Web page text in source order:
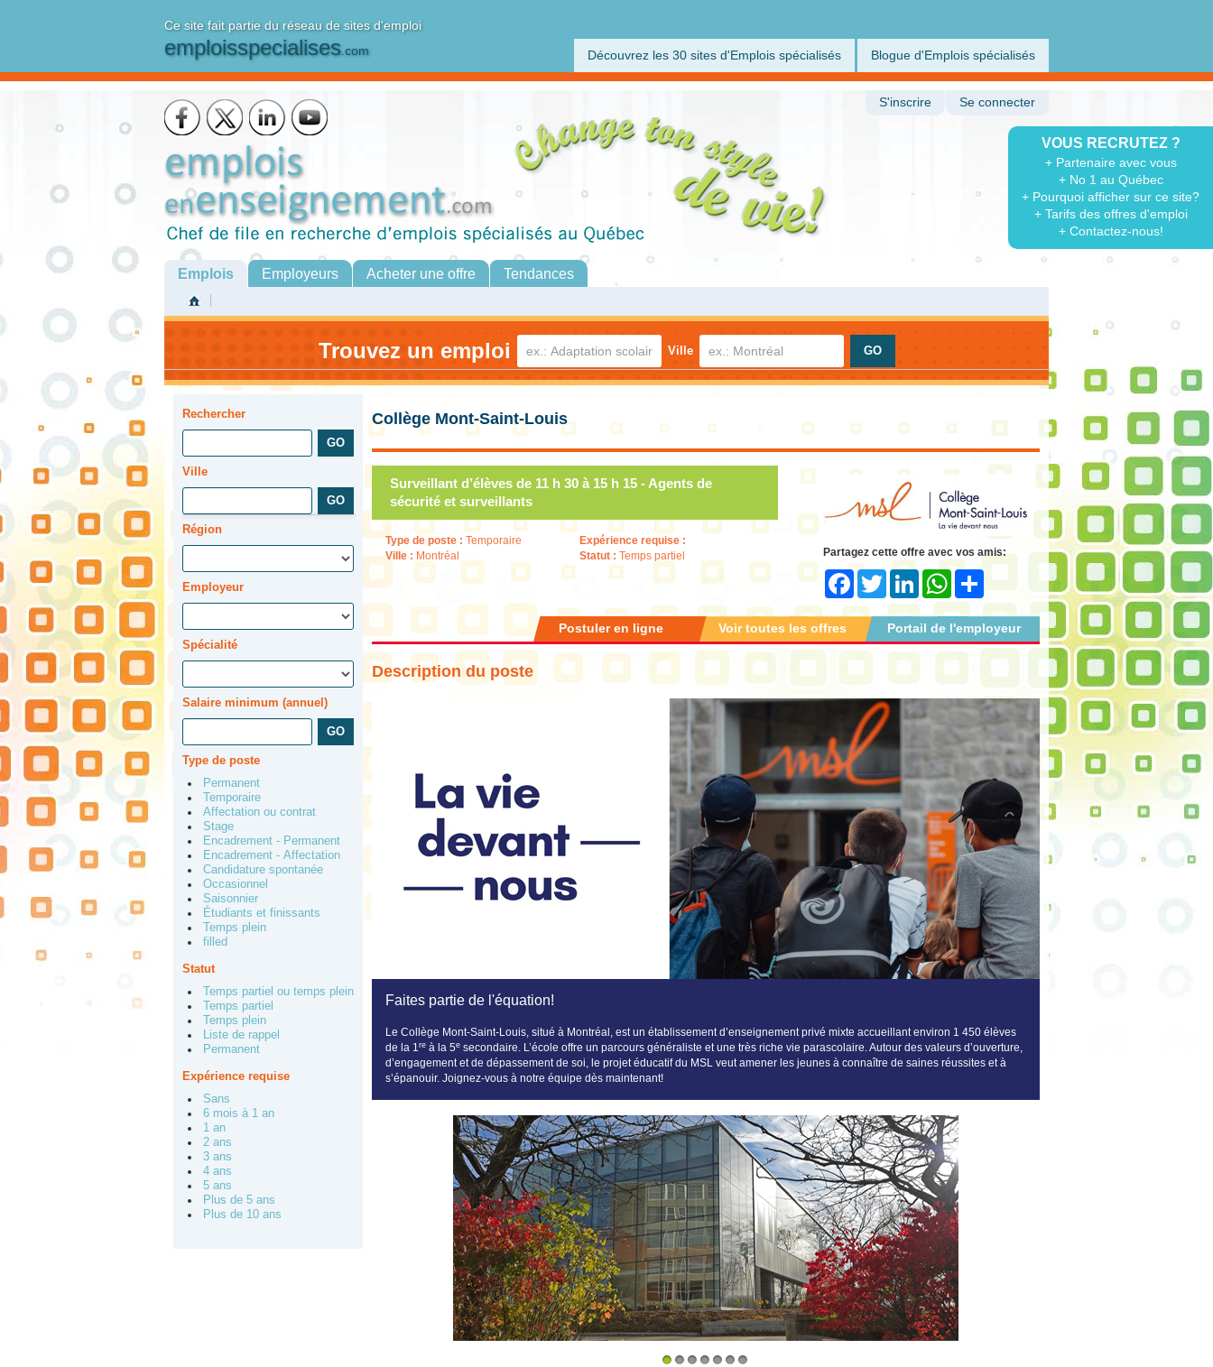
Ce site fait partie du réseau de sites d'emploi
emploisspecialises.com Découvrez les 30 sites d'Emplois spécialisés Blogue d'Emplois spécialisés
VOUS RECRUTEZ ?
+ Partenaire avec vous
+ No 1 au Québec
+ Pourquoi afficher sur ce site?
+ Tarifs des offres d'emploi
+ Contactez-nous!
S'inscrire Se connecter
Emplois Employeurs Acheter une offre Tendances
Trouvez un emploi Ville
Rechercher
Ville
Région
Employeur
Spécialité
Salaire minimum (annuel)
Type de poste
Permanent
Temporaire
Affectation ou contrat
Stage
Encadrement - Permanent
Encadrement - Affectation
Candidature spontanée
Occasionnel
Saisonnier
Étudiants et finissants
Temps plein
filled
Statut
Temps partiel ou temps plein
Temps partiel
Temps plein
Liste de rappel
Permanent
Expérience requise
Sans
6 mois à 1 an
1 an
2 ans
3 ans
4 ans
5 ans
Plus de 5 ans
Plus de 10 ans
Collège Mont-Saint-Louis
Surveillant d’élèves de 11 h 30 à 15 h 15 - Agents de
sécurité et surveillants
Type de poste : Temporaire
Ville : Montréal
Expérience requise :
Statut : Temps partiel
Partagez cette offre avec vos amis:
FacebookTwitter LinkedInWhatsApp
Portail de l'employeur
Voir toutes les offres
Postuler en ligne
Description du poste
Faites partie de l'équation!
Le Collège Mont-Saint-Louis, situé à Montréal, est un établissement d’enseignement privé mixte accueillant environ 1 450 élèves
de la 1re à la 5e secondaire. L’école offre un parcours généraliste et une très riche vie parascolaire. Autour des valeurs d’ouverture,
d’engagement et de dépassement de soi, le projet éducatif du MSL veut amener les jeunes à connaître de saines réussites et à
s’épanouir. Joignez-vous à notre équipe dès maintenant!